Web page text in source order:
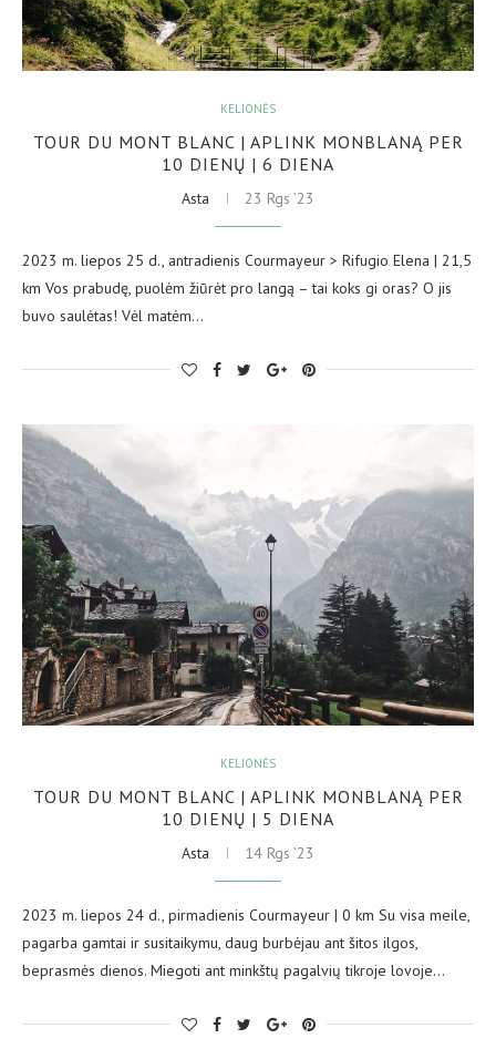
KELIONĖS
TOUR DU MONT BLANC | APLINK MONBLANĄ PER
10 DIENŲ | 6 DIENA
Asta 23 Rgs ’23
2023 m. liepos 25 d., antradienis Courmayeur > Rifugio Elena | 21,5
km Vos prabudę, puolėm žiūrėt pro langą – tai koks gi oras? O jis
buvo saulėtas! Vėl matėm…
KELIONĖS
TOUR DU MONT BLANC | APLINK MONBLANĄ PER
10 DIENŲ | 5 DIENA
Asta 14 Rgs ’23
2023 m. liepos 24 d., pirmadienis Courmayeur | 0 km Su visa meile,
pagarba gamtai ir susitaikymu, daug burbėjau ant šitos ilgos,
beprasmės dienos. Miegoti ant minkštų pagalvių tikroje lovoje…